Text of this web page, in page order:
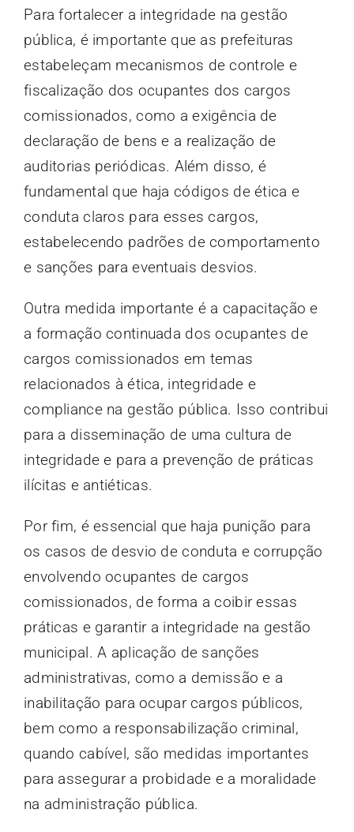
Para fortalecer a integridade na gestão
pública, é importante que as prefeituras
estabeleçam mecanismos de controle e
fiscalização dos ocupantes dos cargos
comissionados, como a exigência de
declaração de bens e a realização de
auditorias periódicas. Além disso, é
fundamental que haja códigos de ética e
conduta claros para esses cargos,
estabelecendo padrões de comportamento
e sanções para eventuais desvios.
Outra medida importante é a capacitação e
a formação continuada dos ocupantes de
cargos comissionados em temas
relacionados à ética, integridade e
compliance na gestão pública. Isso contribui
para a disseminação de uma cultura de
integridade e para a prevenção de práticas
ilícitas e antiéticas.
Por fim, é essencial que haja punição para
os casos de desvio de conduta e corrupção
envolvendo ocupantes de cargos
comissionados, de forma a coibir essas
práticas e garantir a integridade na gestão
municipal. A aplicação de sanções
administrativas, como a demissão e a
inabilitação para ocupar cargos públicos,
bem como a responsabilização criminal,
quando cabível, são medidas importantes
para assegurar a probidade e a moralidade
na administração pública.